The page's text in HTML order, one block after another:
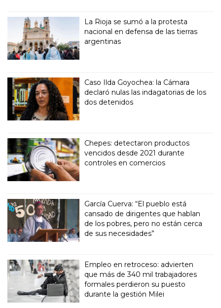
La Rioja se sumó a la protesta
nacional en defensa de las tierras
argentinas
Caso Ilda Goyochea: la Cámara
declaró nulas las indagatorias de los
dos detenidos
Chepes: detectaron productos
vencidos desde 2021 durante
controles en comercios
García Cuerva: “El pueblo está
cansado de dirigentes que hablan
de los pobres, pero no están cerca
de sus necesidades”
Empleo en retroceso: advierten
que más de 340 mil trabajadores
formales perdieron su puesto
durante la gestión Milei